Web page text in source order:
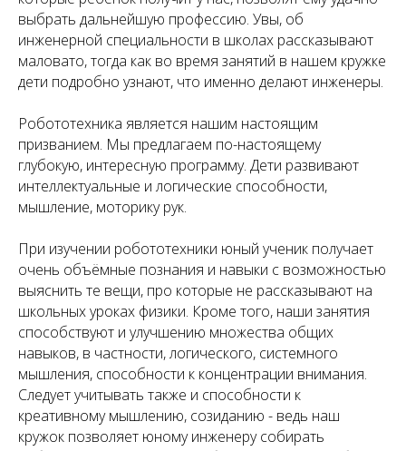
выбрать дальнейшую профессию. Увы, об
инженерной специальности в школах рассказывают
маловато, тогда как во время занятий в нашем кружке
дети подробно узнают, что именно делают инженеры.
Робототехника является нашим настоящим
призванием. Мы предлагаем по-настоящему
глубокую, интересную программу. Дети развивают
интеллектуальные и логические способности,
мышление, моторику рук.
При изучении робототехники юный ученик получает
очень объёмные познания и навыки с возможностью
выяснить те вещи, про которые не рассказывают на
школьных уроках физики. Кроме того, наши занятия
способствуют и улучшению множества общих
навыков, в частности, логического, системного
мышления, способности к концентрации внимания.
Следует учитывать также и способности к
креативному мышлению, созиданию - ведь наш
кружок позволяет юному инженеру собирать